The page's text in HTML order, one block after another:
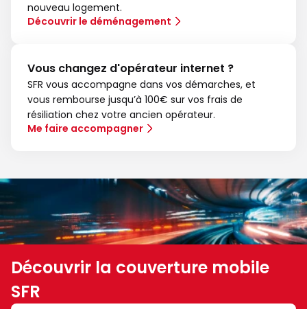
nouveau logement.
Découvrir le déménagement
Vous changez d'opérateur internet ?
SFR vous accompagne dans vos démarches, et
vous rembourse jusqu’à 100€ sur vos frais de
résiliation chez votre ancien opérateur.
Me faire accompagner
Découvrir la couverture mobile
SFR